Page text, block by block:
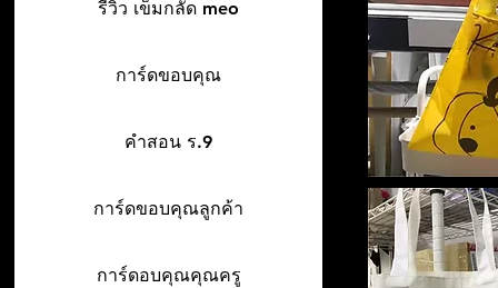
รีวิว เข็มกลัด meo
การ์ดขอบคุณ
คำสอน ร.9
การ์ดขอบคุณลูกค้า
การ์ดอบคุณคุณครู